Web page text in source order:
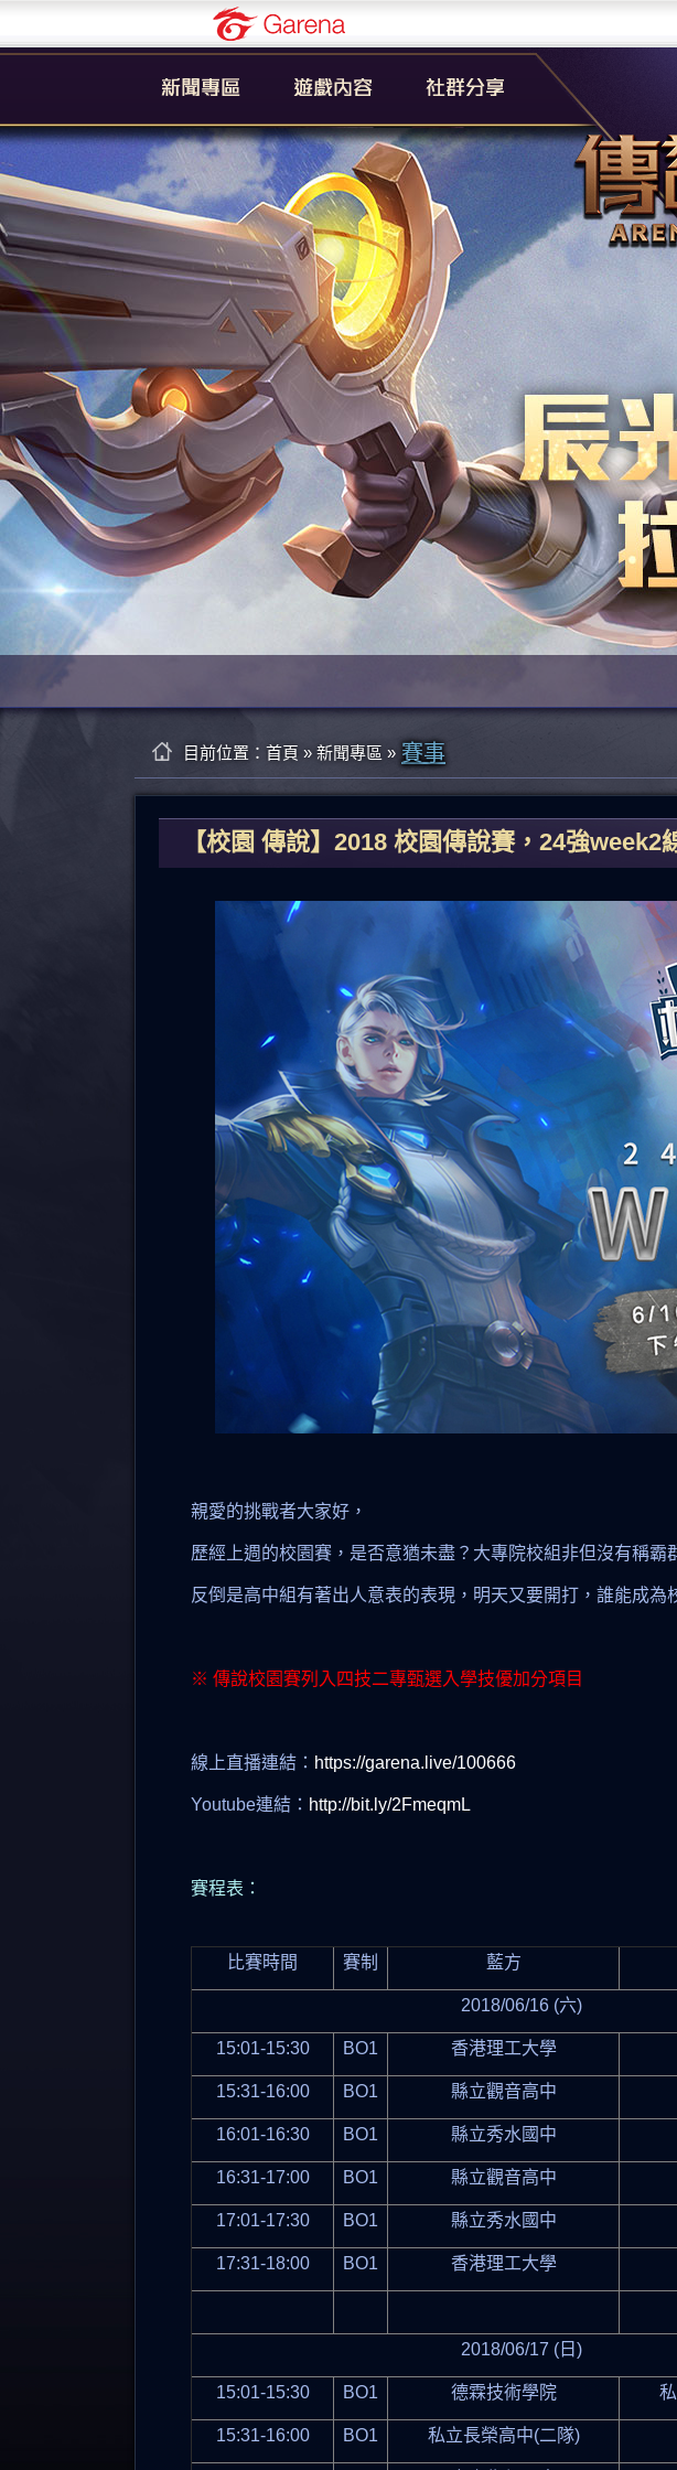
公告
活動
系統
賽事
教學
新手引導
遊戲簡介
英雄列表
裝備列表
奧義列表
挑戰者技能
官方粉絲團
YouTube
目前位置： 首頁 » 新聞專區 » 賽事
【校園 傳說】2018 校園傳說賽，24強week2
親愛的挑戰者大家好，
歷經上週的校園賽，是否意猶未盡​？大專院校組非但沒有稱霸
反倒是高中組​有著出人意表的表現，​明天又要開打，誰能成為
※ 傳說校園賽列入四技二專甄選入學技優加分項目
線上直播連結：​ https://garena.live/100666
Youtube連結： http://bit.ly/2FmeqmL
​賽程表：
比賽時間 賽制 藍方
2018/06/16 (六)
15:01-15:30 BO1 香港理工大學
15:31-16:00 BO1 縣立觀音高中
16:01-16:30 BO1 縣立秀水國中
16:31-17:00 BO1 縣立觀音高中
17:01-17:30 BO1 縣立秀水國中
17:31-18:00 BO1 香港理工大學
2018/06/17 (日)
15:01-15:30 BO1 德霖技術學院
15:31-16:00 BO1 私立長榮高中(二隊)